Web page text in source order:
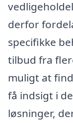
derfor
specifikke
tilbud fra
muligt at
få indsigt i
løsninger,